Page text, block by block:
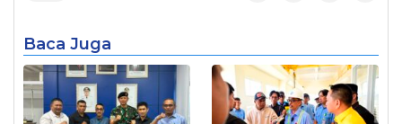
Baca Juga